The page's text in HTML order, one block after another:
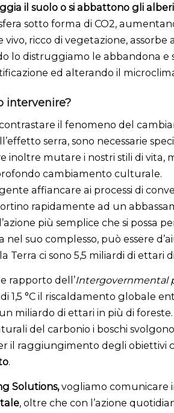
il suolo o si abbattono gli
sotto forma di CO2,
vivo, ricco di vegetazione, assorbe
lo distruggiamo le abbandona e
ed alterando il
intervenire?
il fenomeno del
serra, sono necessarie
inoltre mutare i nostri stili di vita,
cambiamento culturale.
affiancare ai processi di
rapidamente ad un
più semplice che si possa
nel suo complesso, può essere
Terra ci sono 5,5 miliardi di ettari
rapporto dell’Intergovernmental
1,5 °C il riscaldamento globale
miliardo di ettari in più di foreste.
del carbonio i boschi
il raggiungimento degli obiettivi
.
Solutions,vogliamo comunicare
, oltre che con l’azione